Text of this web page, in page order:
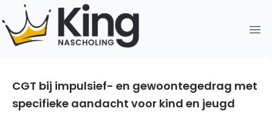
CGT bij impulsief- en gewoontegedrag met
specifieke aandacht voor kind en jeugd